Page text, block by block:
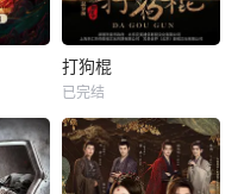
打狗棍
已完结